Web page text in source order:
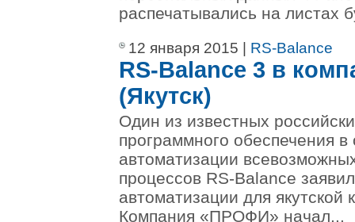
распечатывались на листах
12 января 2015 | RS-Balance
RS-Balance 3 в
(Якутск)
Один из известных
программного обеспечения в
автоматизации
процессов RS-Balance
автоматизации для
Компания «ПРОФИ» начал...